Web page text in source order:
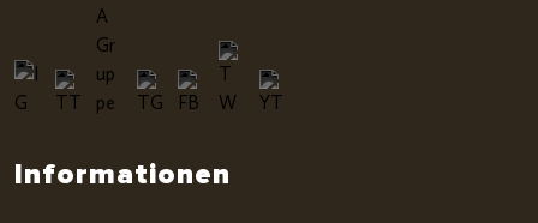
Informationen